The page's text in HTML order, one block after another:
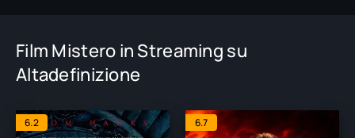
Film Mistero in Streaming su
Altadefinizione
6.2 6.7